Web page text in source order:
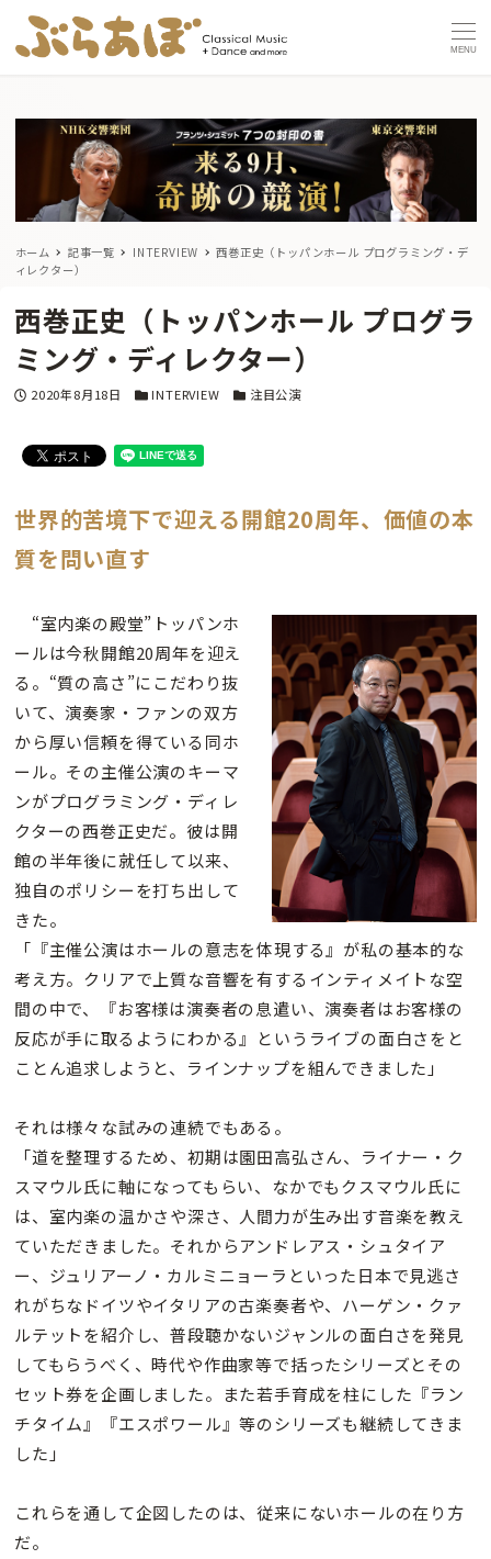
MENU
ホーム 記事一覧 INTERVIEW
西巻正史（トッパンホール プログラミング・デ
ィレクター）
西巻正史（トッパンホール プログラ
ミング・ディレクター）
投稿日
2020年8月18日 カテゴリー
INTERVIEW カテゴリー
注目公演
世界的苦境下で迎える開館20周年、価値の本
質を問い直す
“室内楽の殿堂”トッパンホ
ールは今秋開館20周年を迎え
る。“質の高さ”にこだわり抜
いて、演奏家・ファンの双方
から厚い信頼を得ている同ホ
ール。その主催公演のキーマ
ンがプログラミング・ディレ
クターの西巻正史だ。彼は開
館の半年後に就任して以来、
独自のポリシーを打ち出して
きた。
「『主催公演はホールの意志を体現する』が私の基本的な
考え方。クリアで上質な音響を有するインティメイトな空
間の中で、『お客様は演奏者の息遣い、演奏者はお客様の
反応が手に取るようにわかる』というライブの面白さをと
ことん追求しようと、ラインナップを組んできました」
それは様々な試みの連続でもある。
「道を整理するため、初期は園田高弘さん、ライナー・ク
スマウル氏に軸になってもらい、なかでもクスマウル氏に
は、室内楽の温かさや深さ、人間力が生み出す音楽を教え
ていただきました。それからアンドレアス・シュタイア
ー、ジュリアーノ・カルミニョーラといった日本で見逃さ
れがちなドイツやイタリアの古楽奏者や、ハーゲン・クァ
ルテットを紹介し、普段聴かないジャンルの面白さを発見
してもらうべく、時代や作曲家等で括ったシリーズとその
セット券を企画しました。また若手育成を柱にした『ラン
チタイム』『エスポワール』等のシリーズも継続してきま
した」
これらを通して企図したのは、従来にないホールの在り方
だ。